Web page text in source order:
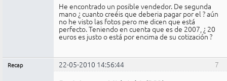
He encontrado un posible vendedor. De segunda
mano ¿ cuanto creéis que deberia pagar por el ? aún
no he visto las fotos pero me dicen que está
perfecto. Teniendo en cuenta que es de 2007, ¿ 20
euros es justo o está por encima de su cotización ?
7
Recap 22-05-2010 14:56:44